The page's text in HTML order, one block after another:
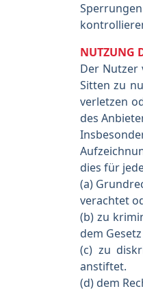
NUTZUNG
Der Nutzer
Sitten zu
verletzen
des
dies für
(a)
verachtet
(b) zu
dem
(c) zu
anstiftet.
(d) dem